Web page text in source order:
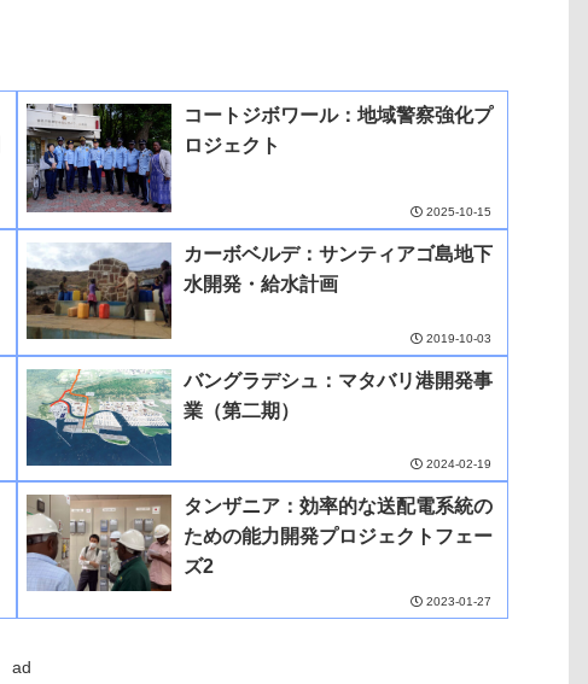
コートジボワール：地域警察強化プ
ロジェクト
2025-10-15
カーボベルデ：サンティアゴ島地下
水開発・給水計画
2019-10-03
バングラデシュ：マタバリ港開発事
業（第二期）
2024-02-19
タンザニア：効率的な送配電系統の
ための能力開発プロジェクトフェー
ズ2
2023-01-27
ad